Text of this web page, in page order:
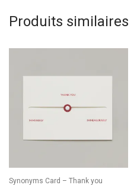
Produits similaires
Synonyms Card – Thank you